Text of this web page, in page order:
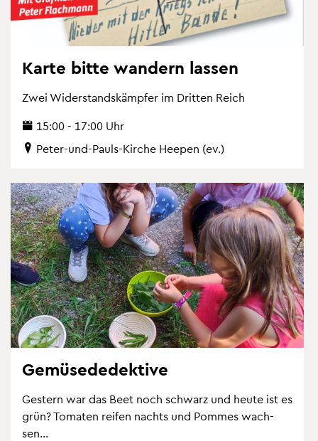
Karte bitte wan­dern las­sen
Zwei Wi­der­stands­kämp­fer im Drit­ten Reich
15:00 - 17:00 Uhr
Peter-und-Pauls-Kir­che Hee­pen (ev.)
Ge­mü­se­de­dek­ti­ve
Ges­tern war das Beet noch schwarz und heute ist es
grün? To­ma­ten rei­fen nachts und Pom­mes wach­
sen...